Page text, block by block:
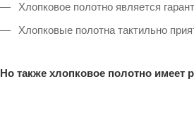
Хлопковое полотно является
Хлопковые полотна тактильно
Но также хлопковое полотно имеет